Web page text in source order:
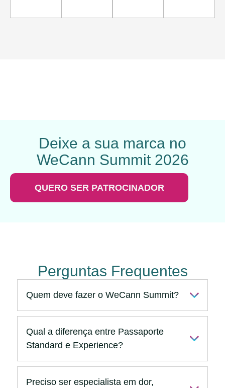
Deixe a sua marca no
WeCann Summit 2026
QUERO SER PATROCINADOR
Perguntas Frequentes
Quem deve fazer o WeCann Summit?
Qual a diferença entre Passaporte
Standard e Experience?
Preciso ser especialista em dor,